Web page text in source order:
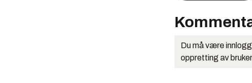
Du må være
oppretting av